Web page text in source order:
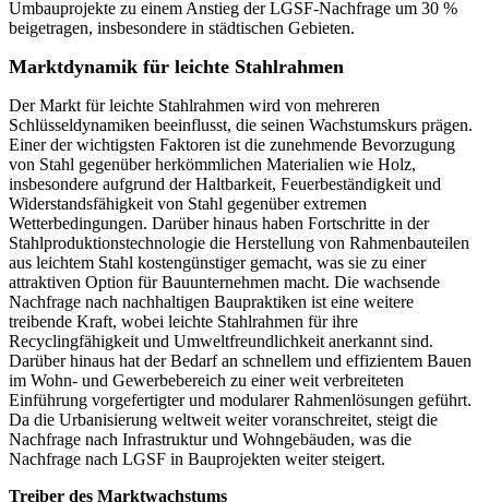
Umbauprojekte zu einem Anstieg der LGSF-Nachfrage um 30 %
beigetragen, insbesondere in städtischen Gebieten.
Marktdynamik für leichte Stahlrahmen
Der Markt für leichte Stahlrahmen wird von mehreren
Schlüsseldynamiken beeinflusst, die seinen Wachstumskurs prägen.
Einer der wichtigsten Faktoren ist die zunehmende Bevorzugung
von Stahl gegenüber herkömmlichen Materialien wie Holz,
insbesondere aufgrund der Haltbarkeit, Feuerbeständigkeit und
Widerstandsfähigkeit von Stahl gegenüber extremen
Wetterbedingungen. Darüber hinaus haben Fortschritte in der
Stahlproduktionstechnologie die Herstellung von Rahmenbauteilen
aus leichtem Stahl kostengünstiger gemacht, was sie zu einer
attraktiven Option für Bauunternehmen macht. Die wachsende
Nachfrage nach nachhaltigen Baupraktiken ist eine weitere
treibende Kraft, wobei leichte Stahlrahmen für ihre
Recyclingfähigkeit und Umweltfreundlichkeit anerkannt sind.
Darüber hinaus hat der Bedarf an schnellem und effizientem Bauen
im Wohn- und Gewerbebereich zu einer weit verbreiteten
Einführung vorgefertigter und modularer Rahmenlösungen geführt.
Da die Urbanisierung weltweit weiter voranschreitet, steigt die
Nachfrage nach Infrastruktur und Wohngebäuden, was die
Nachfrage nach LGSF in Bauprojekten weiter steigert.
Treiber des Marktwachstums